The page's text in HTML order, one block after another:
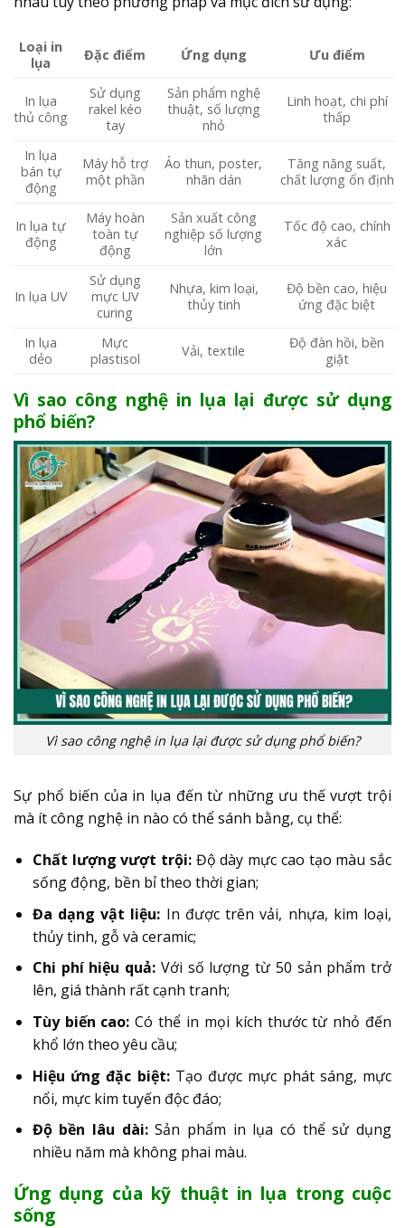
Loại in
lụa
Đặc điểm Ứng dụng Ưu điểm
In lụa
thủ công
Sử dụng
rakel kéo
tay
Sản phẩm nghệ
thuật, số lượng
nhỏ
Linh hoạt, chi phí
thấp
In lụa
bán tự
động
Máy hỗ trợ
một phần
Áo thun, poster,
nhãn dán
Tăng năng suất,
chất lượng ổn định
In lụa tự
động
Máy hoàn
toàn tự
động
Sản xuất công
nghiệp số lượng
lớn
Tốc độ cao, chính
xác
In lụa UV
Sử dụng
mực UV
curing
Nhựa, kim loại,
thủy tinh
Độ bền cao, hiệu
ứng đặc biệt
In lụa
dẻo
Mực
plastisol
Vải, textile
Độ đàn hồi, bền
giặt
Vì sao công nghệ in lụa lại được sử dụng
phổ biến?
Vì sao công nghệ in lụa lại được sử dụng phổ biến?
Sự phổ biến của in lụa đến từ những ưu thế vượt trội
mà ít công nghệ in nào có thể sánh bằng, cụ thể:
Chất lượng vượt trội:Độ dày mực cao tạo màu sắc
sống động, bền bỉ theo thời gian;
Đa dạng vật liệu: In được trên vải, nhựa, kim loại,
thủy tinh, gỗ và ceramic;
Chi phí hiệu quả: Với số lượng từ 50 sản phẩm trở
lên, giá thành rất cạnh tranh;
Tùy biến cao: Có thể in mọi kích thước từ nhỏ đến
khổ lớn theo yêu cầu;
Hiệu ứng đặc biệt:Tạo được mực phát sáng, mực
nổi, mực kim tuyến độc đáo;
Độ bền lâu dài:Sản phẩm in lụa có thể sử dụng
nhiều năm mà không phai màu.
Ứng dụng của kỹ thuật in lụa trong cuộc
sống